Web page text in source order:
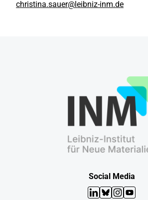
christina.sauer@leibniz-inm.de
Social Media
LinkedIn
Bluesky